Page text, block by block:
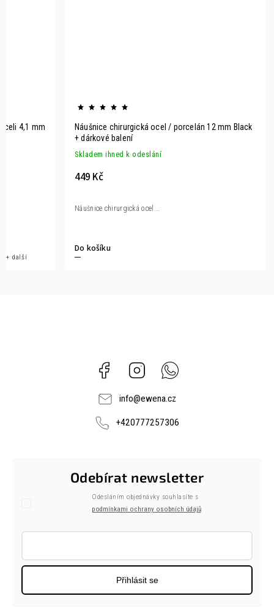
4,1 mm
+ další
Náušnice chirurgická ocel / porcelán 12 mm Black
+ dárkové balení
Skladem ihned k odeslání
449 Kč
Do košíku
Náušnice chirurgická ocel...
Facebook Instagram
info@ewena.cz
+420777257306
Odebírat newsletter
Odesláním objednávky souhlasíte s
podmínkami ochrany osobních údajů
Přihlásit se